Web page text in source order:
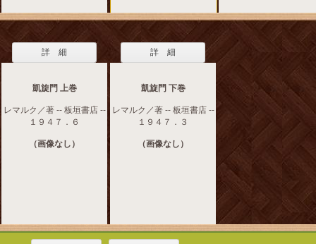
詳 細
凱旋門 上巻
レマルク／著 -- 板垣書店 --
１９４７．６
（画像なし）
詳 細
凱旋門 下巻
レマルク／著 -- 板垣書店 --
１９４７．３
（画像なし）